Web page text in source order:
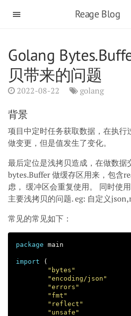
Reage Blog
Golang
贝带来的问题
2022-08-22 golang
背景
项目中定时任务获取数据，在执行
做变更，但是值发生了变化。
最后定位是浅拷贝造成，在做数据
bytes.Buffer 做缓存区用来，包含
虑， 缓冲区会重复使用。 同时使
主要浅拷贝的问题. eg: 自定义
常见的常见如下：
package main
import
(
"bytes"
"encoding/json"
"errors"
"fmt"
"reflect"
"unsafe"